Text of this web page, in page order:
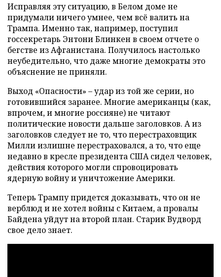
Исправляя эту ситуацию, в Белом доме не
придумали ничего умнее, чем всё валить на
Трампа. Именно так, например, поступил
госсекретарь Энтони Блинкен в своем отчете о
бегстве из Афганистана. Получилось настолько
неубедительно, что даже многие демократы это
объяснение не приняли.
Выход «Опасности» – удар из той же серии, но
готовившийся заранее. Многие американцы (как,
впрочем, и многие россияне) не читают
политические новости дальше заголовков. А из
заголовков следует не то, что перестраховщик
Милли излишне перестраховался, а то, что еще
недавно в кресле президента США сидел человек,
действия которого могли спровоцировать
ядерную войну и уничтожение Америки.
Теперь Трампу придется доказывать, что он не
верблюд и не хотел войны с Китаем, а провалы
Байдена уйдут на второй план. Старик Вудворд
свое дело знает.